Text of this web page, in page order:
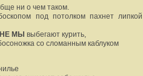
ни о чем таком.
под потолком пахнет липкой
НЕ МЫ выбегают курить,
со сломанным каблуком